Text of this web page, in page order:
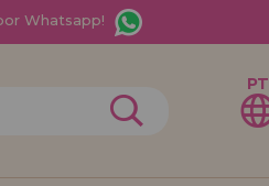
Whatsapp!
PT